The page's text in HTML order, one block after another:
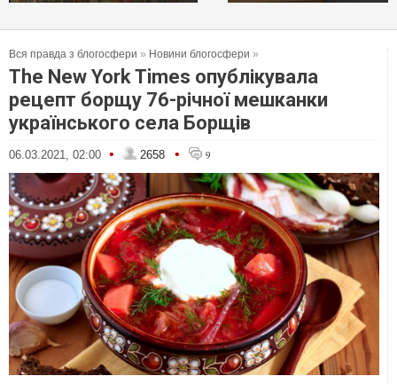
Вся правда з блогосфери » Новини блогосфери »
The New York Times опублікувала
рецепт борщу 76-річної мешканки
українського села Борщів
06.03.2021, 02:00 • 2658 • 9